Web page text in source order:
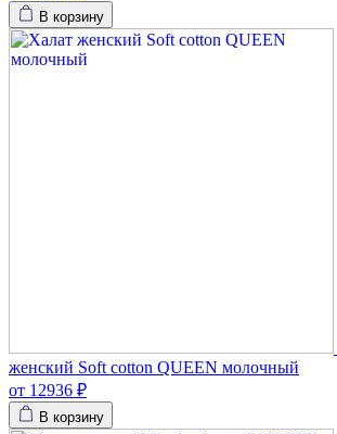
В корзину
женский Soft cotton QUEEN молочный
от 12936 ₽
В корзину